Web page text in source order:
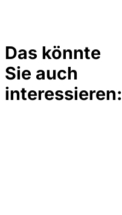
Das könnte
Sie auch
interessieren: